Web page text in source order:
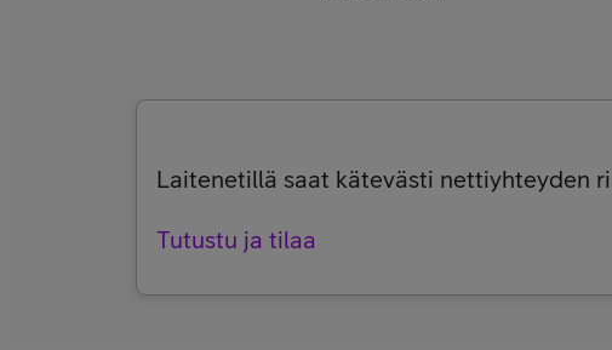
Laitenetillä saat kätevästi nettiyhteyden
Tutustu ja tilaa